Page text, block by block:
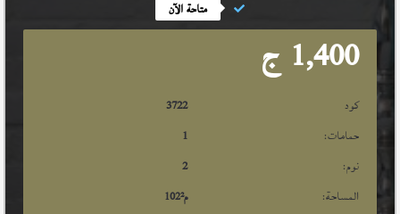
متاحة الآن
1,400 ج
كود
3722
حمامات:
1
نوم:
2
المساحة:
102م²